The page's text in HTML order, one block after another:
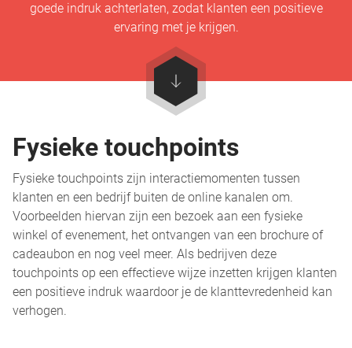
goede indruk achterlaten, zodat klanten een positieve
ervaring met je krijgen.
Fysieke touchpoints
Fysieke touchpoints zijn interactiemomenten tussen
klanten en een bedrijf buiten de online kanalen om.
Voorbeelden hiervan zijn een bezoek aan een fysieke
winkel of evenement, het ontvangen van een brochure of
cadeaubon en nog veel meer. Als bedrijven deze
touchpoints op een effectieve wijze inzetten krijgen klanten
een positieve indruk waardoor je de klanttevredenheid kan
verhogen.